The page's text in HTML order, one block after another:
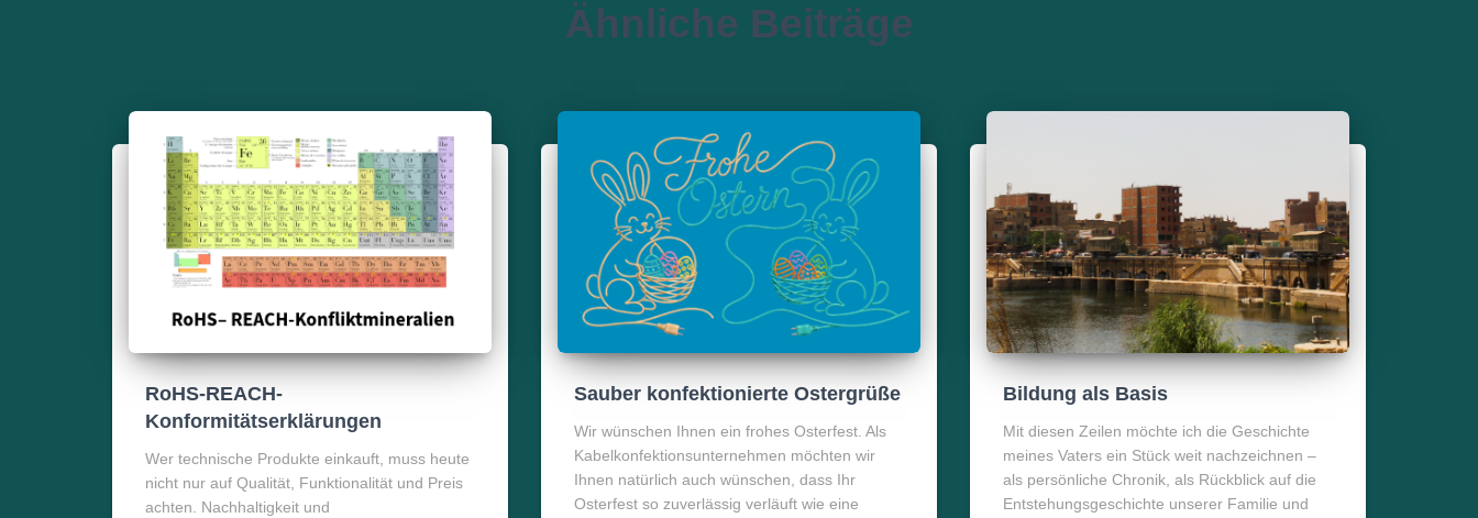
Ähnliche Beiträge
RoHS-REACH-
Konformitätserklärungen
Wer technische Produkte einkauft, muss heute
nicht nur auf Qualität, Funktionalität und Preis
achten. Nachhaltigkeit und
Sauber konfektionierte Ostergrüße
Wir wünschen Ihnen ein frohes Osterfest. Als
Kabelkonfektionsunternehmen möchten wir
Ihnen natürlich auch wünschen, dass Ihr
Osterfest so zuverlässig verläuft wie eine
Bildung als Basis
Mit diesen Zeilen möchte ich die Geschichte
meines Vaters ein Stück weit nachzeichnen –
als persönliche Chronik, als Rückblick auf die
Entstehungsgeschichte unserer Familie und